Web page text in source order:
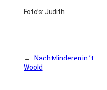
Foto’s: Judith
←
Nachtvlinderen in ’t
Woold